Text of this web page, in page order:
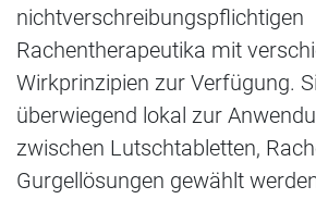
nichtverschreibungspflichtigen
Rachentherapeutika mit
Wirkprinzipien zur Verfügung.
überwiegend lokal zur
zwischen Lutschtabletten,
Gurgellösungen gewählt